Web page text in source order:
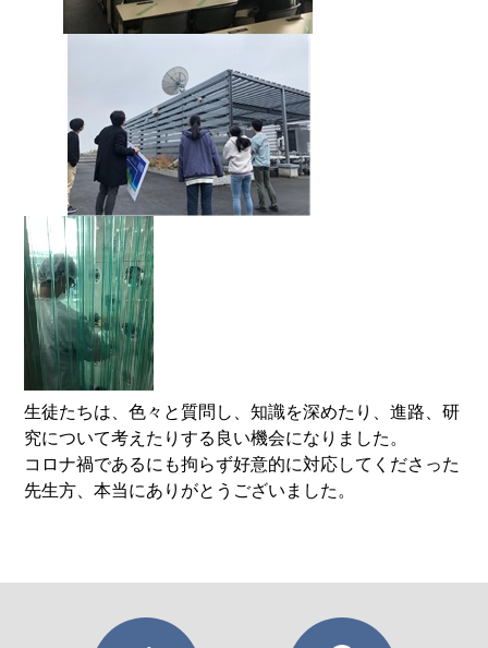
生徒たちは、色々と質問し、知識を深めたり、進路、研
究について考えたりする良い機会になりました。
コロナ禍であるにも拘らず好意的に対応してくださった
先生方、本当にありがとうございました。